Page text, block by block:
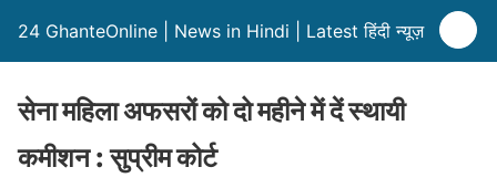
24 GhanteOnline | News in Hindi | Latest हिंदी न्यूज़
सेना महिला अफसरों को दो महीने में दें स्थायी
कमीशन : सुप्रीम कोर्ट